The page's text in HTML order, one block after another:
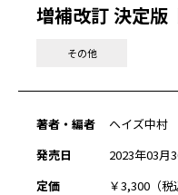
増補改訂 決定版
その他
著者・編者
ヘイズ中村
発売日
2023年03月
定価
￥3,300（税